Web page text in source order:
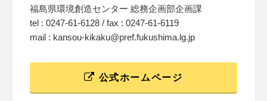
福島県環境創造センター 総務企画部企画課
tel : 0247-61-6128 / fax : 0247-61-6119
mail : kansou-kikaku@pref.fukushima.lg.jp
公式ホームページ